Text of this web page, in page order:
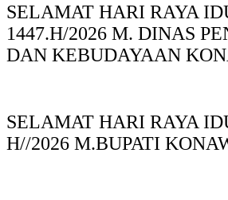
SELAMAT HARI RAYA
1447.H/2026 M. DINAS
DAN KEBUDAYAAN
SELAMAT HARI RAYA
H//2026 M.BUPATI